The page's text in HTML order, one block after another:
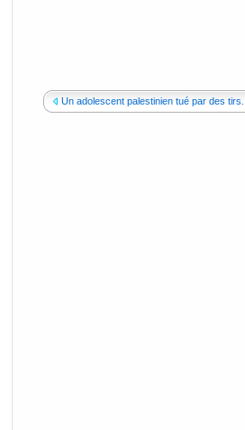
Un adolescent palestinien tué par des tirs...